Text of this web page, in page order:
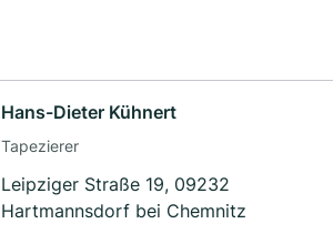
Hans-Dieter Kühnert
Tapezierer
Leipziger Straße 19, 09232
Hartmannsdorf bei Chemnitz